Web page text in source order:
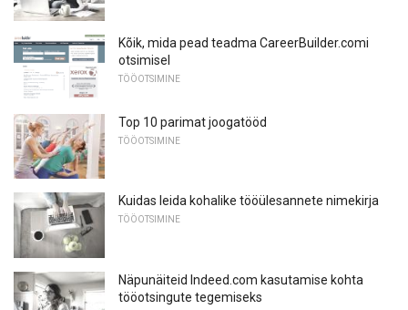
Kõik, mida pead teadma CareerBuilder.comi
otsimisel
TÖÖOTSIMINE
Top 10 parimat joogatööd
TÖÖOTSIMINE
Kuidas leida kohalike tööülesannete nimekirja
TÖÖOTSIMINE
Näpunäiteid Indeed.com kasutamise kohta
tööotsingute tegemiseks